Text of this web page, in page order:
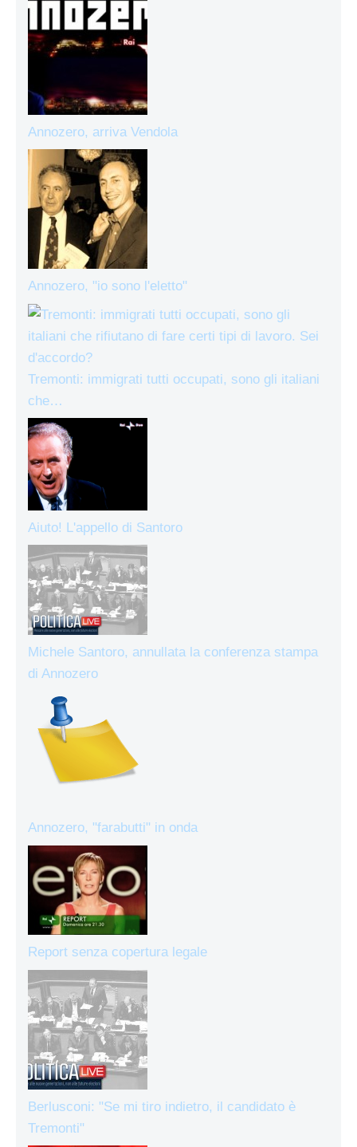
Annozero, arriva Vendola
Annozero, "io sono l'eletto"
Tremonti: immigrati tutti occupati, sono gli italiani
che…
Aiuto! L'appello di Santoro
Michele Santoro, annullata la conferenza stampa
di Annozero
Annozero, "farabutti" in onda
Report senza copertura legale
Berlusconi: "Se mi tiro indietro, il candidato è
Tremonti"